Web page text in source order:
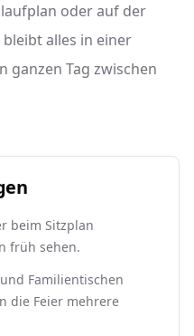
oder auf der
alles in einer
ganzen Tag zwischen
beim Sitzplan
früh sehen.
Familientischen
die Feier mehrere